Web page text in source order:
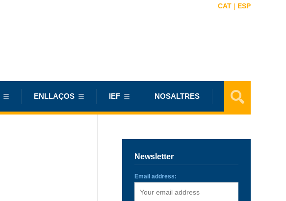
CAT | ESP
ENLLAÇOS IEF NOSALTRES
Newsletter
Email address: